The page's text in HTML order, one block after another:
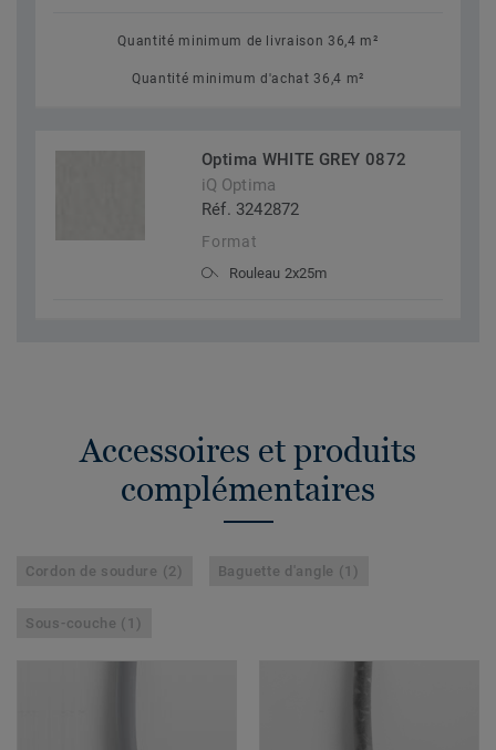
Quantité minimum de livraison 36,4 m²
Quantité minimum d'achat 36,4 m²
Optima WHITE GREY 0872
iQ Optima
Réf. 3242872
Format
Rouleau 2x25m
Accessoires et produits
complémentaires
Cordon de soudure (2) Baguette d'angle (1)
Sous-couche (1)